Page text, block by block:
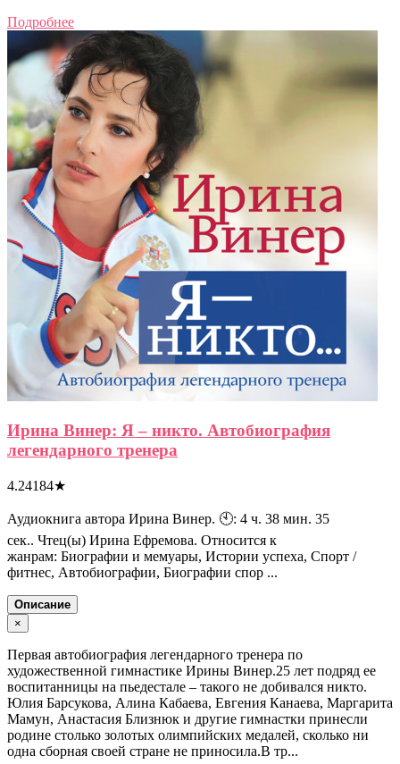
Подробнее
Ирина Винер: Я – никто. Автобиография
легендарного тренера
4.24184★
Аудиокнига автора Ирина Винер. 🕙: 4 ч. 38 мин. 35
сек.. Чтец(ы) Ирина Ефремова. Относится к
жанрам: Биографии и мемуары, Истории успеха, Спорт /
фитнес, Автобиографии, Биографии спор ...
Описание
×
Первая автобиография легендарного тренера по
художественной гимнастике Ирины Винер.25 лет подряд ее
воспитанницы на пьедестале – такого не добивался никто.
Юлия Барсукова, Алина Кабаева, Евгения Канаева, Маргарита
Мамун, Анастасия Близнюк и другие гимнастки принесли
родине столько золотых олимпийских медалей, сколько ни
одна сборная своей стране не приносила.В тр...